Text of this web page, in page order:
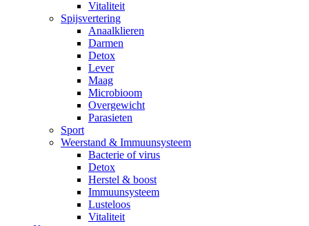
Vitaliteit
Spijsvertering
Anaalklieren
Darmen
Detox
Lever
Maag
Microbioom
Overgewicht
Parasieten
Sport
Weerstand & Immuunsysteem
Bacterie of virus
Detox
Herstel & boost
Immuunsysteem
Lusteloos
Vitaliteit